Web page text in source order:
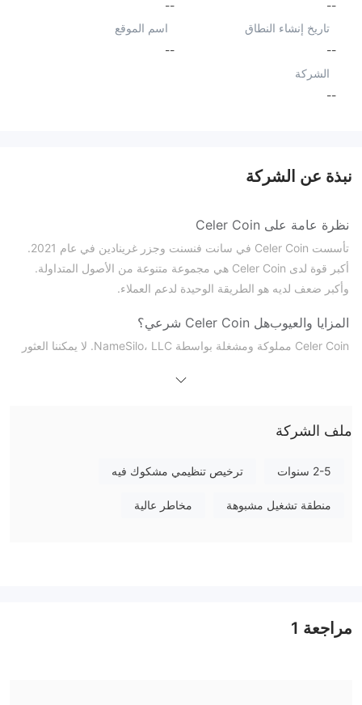
--
--
تاريخ إنشاء النطاق
--
اسم الموقع
--
الشركة
--
نبذة عن الشركة
نظرة عامة على Celer Coin
تأسست Celer Coin في سانت فنسنت وجزر غرينادين في عام 2021.
أكبر قوة لدى Celer Coin هي مجموعة متنوعة من الأصول المتداولة.
وأكبر ضعف لديه هو الطريقة الوحيدة لدعم العملاء.
المزايا والعيوبهل Celer Coin شرعي؟
Celer Coin مملوكة ومشغلة بواسطة NameSilo، LLC. لا يمكننا العثور
متنوعة للعملاء. تشمل الأدوات الرئيسية
العملات الأجنبية، الأسهم،
المؤشرات، العقود الآجلة، العملات، الطاقات، المعادن.
الإيداع والسحب
يمكن للعملاء التواصل مع هذا الوسيط عن طريق البريد الإلكتروني فقط.
ملف الشركة
2-5 سنوات ترخيص تنظيمي مشكوك فيه
منطقة تشغيل مشبوهة مخاطر عالية
مراجعة